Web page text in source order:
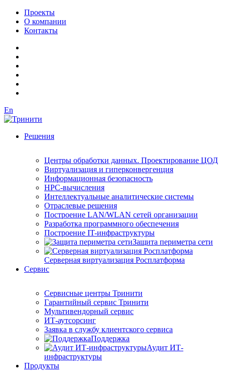
Проекты
О компании
Контакты
En
Решения
Центры обработки данных. Проектирование ЦОД
Виртуализация и гиперконвергенция
Информационная безопасность
HPC-вычисления
Интеллектуальные аналитические системы
Отраслевые решения
Построение LAN/WLAN сетей организации
Разработка программного обеспечения
Построение IT-инфраструктуры
Защита периметра сети
Серверная виртуализация Росплатформа
Сервис
Сервисные центры Тринити
Гарантийный сервис Тринити
Мультивендорный сервис
ИТ-аутсорсинг
Заявка в службу клиентского сервиса
Поддержка
Аудит ИТ-
инфраструктуры
Продукты